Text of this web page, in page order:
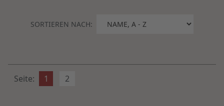
SORTIEREN NACH:
Seite: 1 2